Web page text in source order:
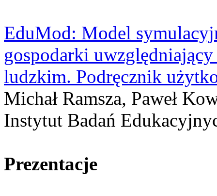
EduMod: Model
gospodarki
ludzkim. Podręcznik
Michał Ramsza, Paweł
Instytut Badań
Prezentacje